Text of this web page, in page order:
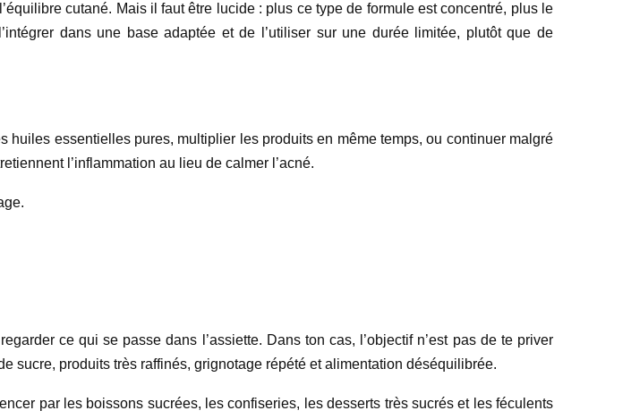
cutané. Mais il faut être lucide : plus ce type de formule est concentré, plus le
dans une base adaptée et de l’utiliser sur une durée limitée, plutôt que de
essentielles pures, multiplier les produits en même temps, ou continuer malgré
l’inflammation au lieu de calmer l’acné.
ce qui se passe dans l’assiette. Dans ton cas, l’objectif n’est pas de te priver
sucre, produits très raffinés, grignotage répété et alimentation déséquilibrée.
par les boissons sucrées, les confiseries, les desserts très sucrés et les féculents